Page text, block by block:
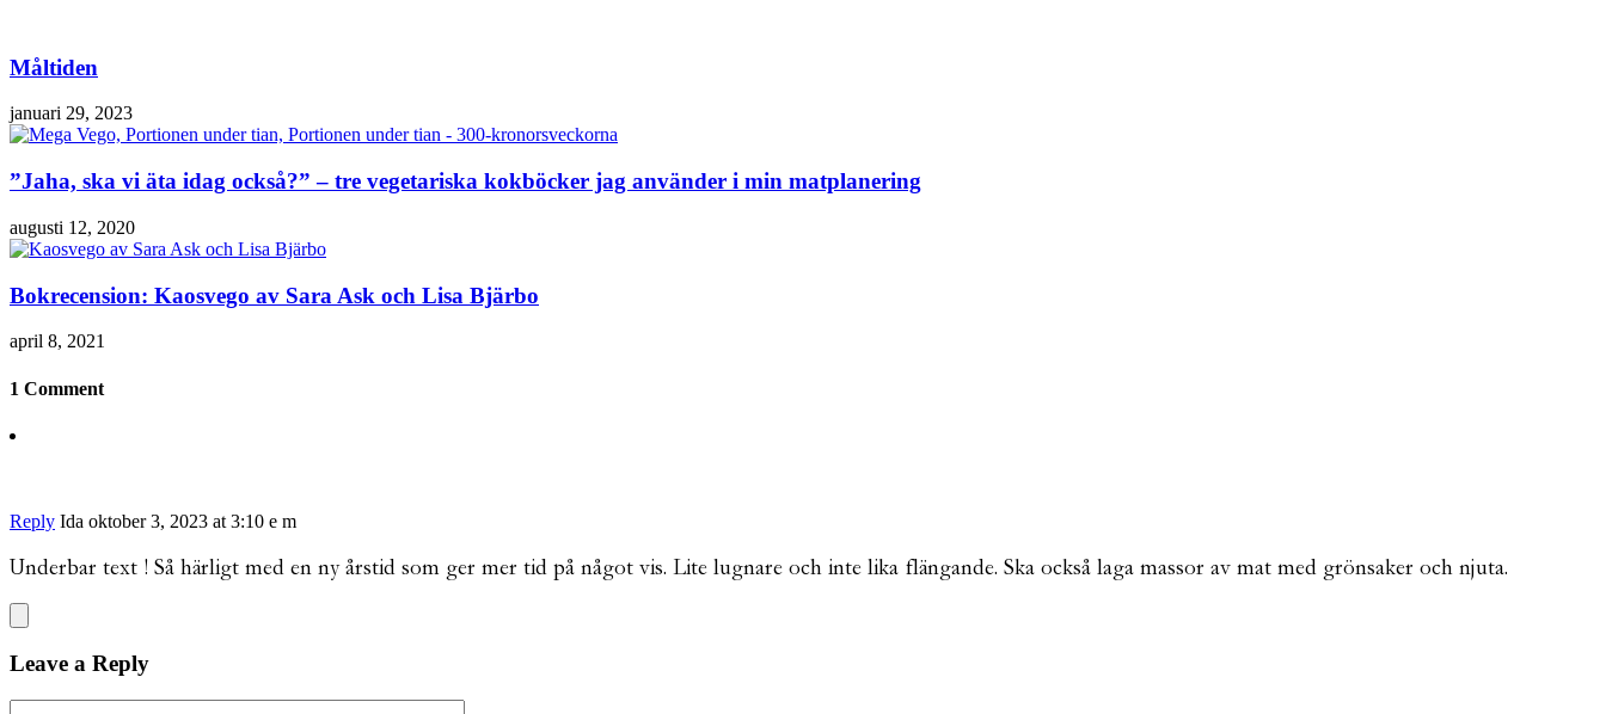
Måltiden
januari 29, 2023
”Jaha, ska vi äta idag också?” – tre vegetariska kokböcker jag använder i min matplanering
augusti 12, 2020
Bokrecension: Kaosvego av Sara Ask och Lisa Bjärbo
april 8, 2021
1 Comment
Reply Ida oktober 3, 2023 at 3:10 e m
Underbar text ! Så härligt med en ny årstid som ger mer tid på något vis. Lite lugnare och inte lika flängande. Ska också laga massor av mat med grönsaker och njuta.
Leave a Reply